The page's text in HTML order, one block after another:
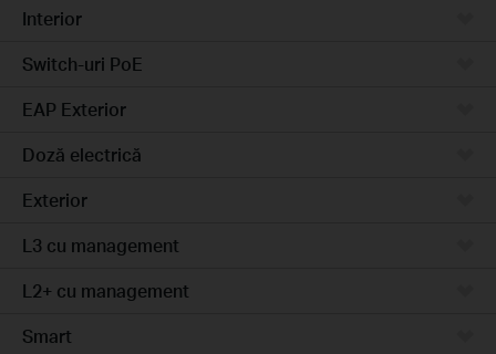
Interior
Switch-uri PoE
EAP Exterior
Doză electrică
Exterior
L3 cu management
L2+ cu management
Smart